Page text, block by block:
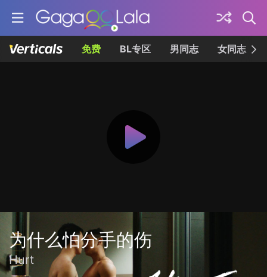
免费 BL专区 男同志 女同志
为什么怕分手的伤
Hurt